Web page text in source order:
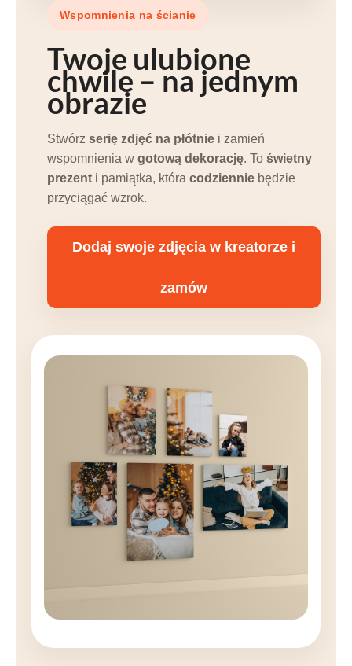
Wspomnienia na ścianie
Twoje ulubione
chwile– na jednym
obrazie
Stwórz serię zdjęć na płótnie i zamień
wspomnienia w gotową dekorację. To świetny
prezent i pamiątka, która codziennie będzie
przyciągać wzrok.
Dodaj swoje zdjęcia w kreatorze i
zamów